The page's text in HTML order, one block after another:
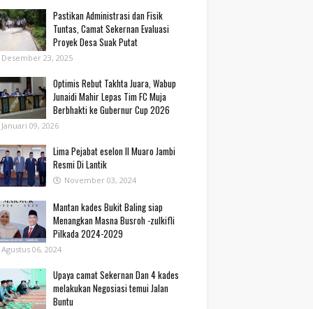
Pastikan Administrasi dan Fisik
Tuntas, Camat Sekernan Evaluasi
Proyek Desa Suak Putat
Desember 23, 2025
Optimis Rebut Takhta Juara, Wabup
Junaidi Mahir Lepas Tim FC Muja
Berbhakti ke Gubernur Cup 2026
Januari 09, 2026
Lima Pejabat eselon II Muaro Jambi
Resmi Di Lantik
November 03, 2024
Mantan kades Bukit Baling siap
Menangkan Masna Busroh -zulkifli
Pilkada 2024-2029
Agustus 06, 2024
Upaya camat Sekernan Dan 4 kades
melakukan Negosiasi temui Jalan
Buntu